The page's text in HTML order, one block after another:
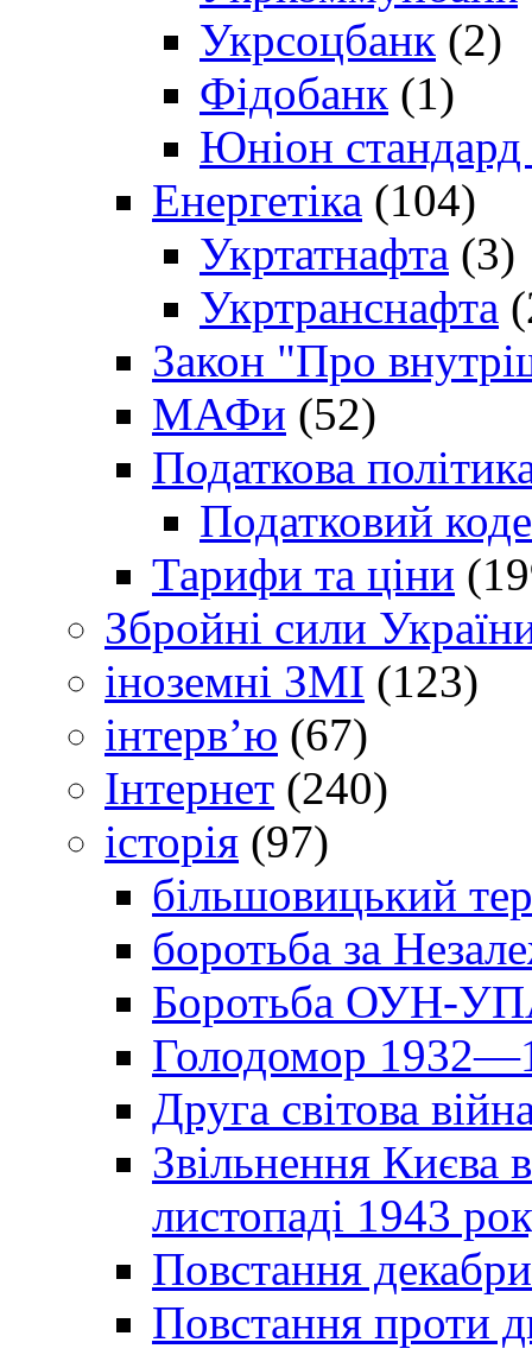
Укрсоцбанк (2)
Фідобанк (1)
Юніон стандард
Енергетіка (104)
Укртатнафта (3)
Укртранснафта
Закон "Про
МАФи (52)
Податкова
Податковий
Тарифи та ціни
Збройні сили
іноземні ЗМІ (123)
інтерв’ю (67)
Інтернет (240)
історія (97)
більшовицький
боротьба за
Боротьба ОУН-УПА
Голодомор
Друга світова
Звільнення Києва
листопаді 1943
Повстання
Повстання проти